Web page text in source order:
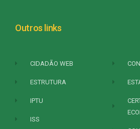
Outros links
CIDADÃO WEB
ESTRUTURA
IPTU
ISS